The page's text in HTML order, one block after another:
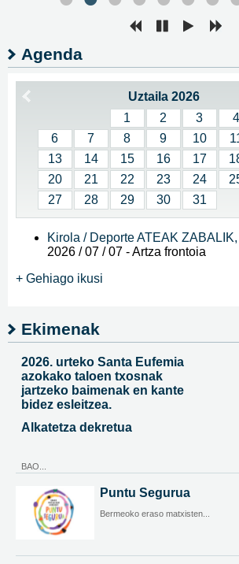
Agenda
Uztaila 2026
1
2 3 4
6
7 8 9 10
13
14 15 16 17
20
21 22 23 24
27
28 29 30 31
Kirola / Deporte ATEAK
2026 / 07 / 07 -Artza frontoia
+ Gehiago ikusi
Ekimenak
2026. urteko Santa Eufemia
azokako taloen txosnak
jartzeko baimenak en kante
bidez esleitzea.
Alkatetza dekretua
BAO...
Puntu Segurua
Bermeoko eraso matxisten...